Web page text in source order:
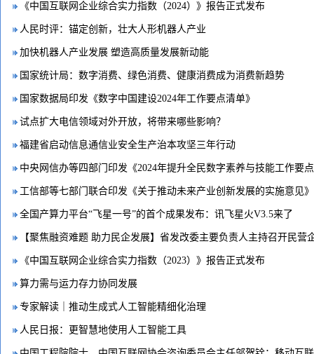
《中国互联网企业综合实力指数（2024）》报告正式发布
人民时评：锚定创新，壮大人形机器人产业
加快机器人产业发展 塑造高质量发展新动能
国家统计局：数字消费、绿色消费、健康消费成为消费新趋势
国家数据局印发《数字中国建设2024年工作要点清单》
试点扩大电信领域对外开放，将带来哪些影响？
福建省启动信息通信业安全生产治本攻坚三年行动
中央网信办等四部门印发《2024年提升全民数字素养与技能工作要
工信部等七部门联合印发《关于推动未来产业创新发展的实施意见》
全国产算力平台“飞星一号”的首个成果发布：讯飞星火V3.5来了
【聚焦融资难题 助力民企发展】省发改委主要负责人主持召开民营
《中国互联网企业综合实力指数（2023）》报告正式发布
算力需与运力存力协同发展
专家解读｜推动生成式人工智能精细化治理
人民日报：更智慧地使用人工智能工具